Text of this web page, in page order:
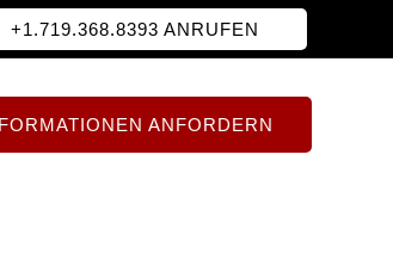
+1.719.368.8393 ANRUFEN
ANFORDERN